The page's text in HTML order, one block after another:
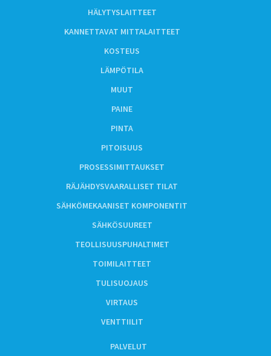
HÄLYTYSLAITTEET
KANNETTAVAT MITTALAITTEET
KOSTEUS
LÄMPÖTILA
MUUT
PAINE
PINTA
PITOISUUS
PROSESSIMITTAUKSET
RÄJÄHDYSVAARALLISET TILAT
SÄHKÖMEKAANISET KOMPONENTIT
SÄHKÖSUUREET
TEOLLISUUSPUHALTIMET
TOIMILAITTEET
TULISUOJAUS
VIRTAUS
VENTTIILIT
PALVELUT